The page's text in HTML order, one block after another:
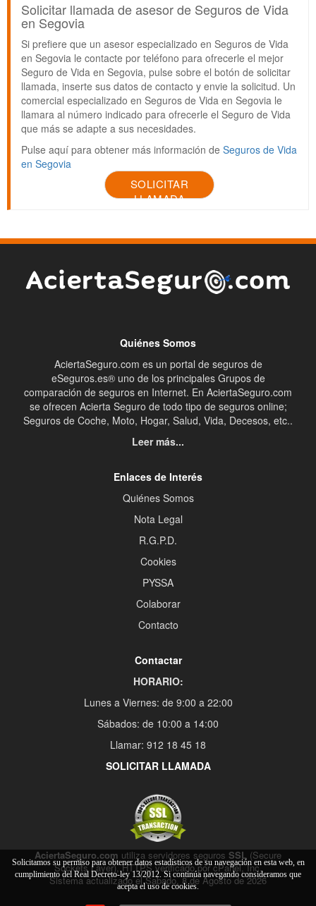
Solicitar llamada de asesor de Seguros de Vida
en Segovia
Si prefiere que un asesor especializado en Seguros de Vida
en Segovia le contacte por teléfono para ofrecerle el mejor
Seguro de Vida en Segovia, pulse sobre el botón de solicitar
llamada, inserte sus datos de contacto y envie la solicitud. Un
comercial especializado en Seguros de Vida en Segovia le
llamara al número indicado para ofrecerle el Seguro de Vida
que más se adapte a sus necesidades.
Pulse aquí para obtener más información de Seguros de Vida
en Segovia
SOLICITAR
LLAMADA
Quiénes Somos
AciertaSeguro.com es un portal de seguros de
eSeguros.es® uno de los principales Grupos de
comparación de seguros en Internet. En AciertaSeguro.com
se ofrecen Acierta Seguro de todo tipo de seguros online;
Seguros de Coche, Moto, Hogar, Salud, Vida, Decesos, etc..
Leer más...
Enlaces de Interés
Quiénes Somos
Nota Legal
R.G.P.D.
Cookies
PYSSA
Colaborar
Contacto
Contactar
HORARIO:
Lunes a Viernes: de 9:00 a 22:00
Sábados: de 10:00 a 14:00
Llamar: 912 18 45 18
SOLICITAR LLAMADA
AciertaSeguro.com utiliza servidores seguros SSL (Secure
Sockets Layer), HTTPS verificado por cPanel, Inc.
Sistema actualizado el Sabado, 8 de Agosto de 2026
Solicitamos su permiso para obtener datos estadísticos de su navegación en esta web, en
cumplimiento del Real Decreto-ley 13/2012. Si continúa navegando consideramos que
acepta el uso de cookies.